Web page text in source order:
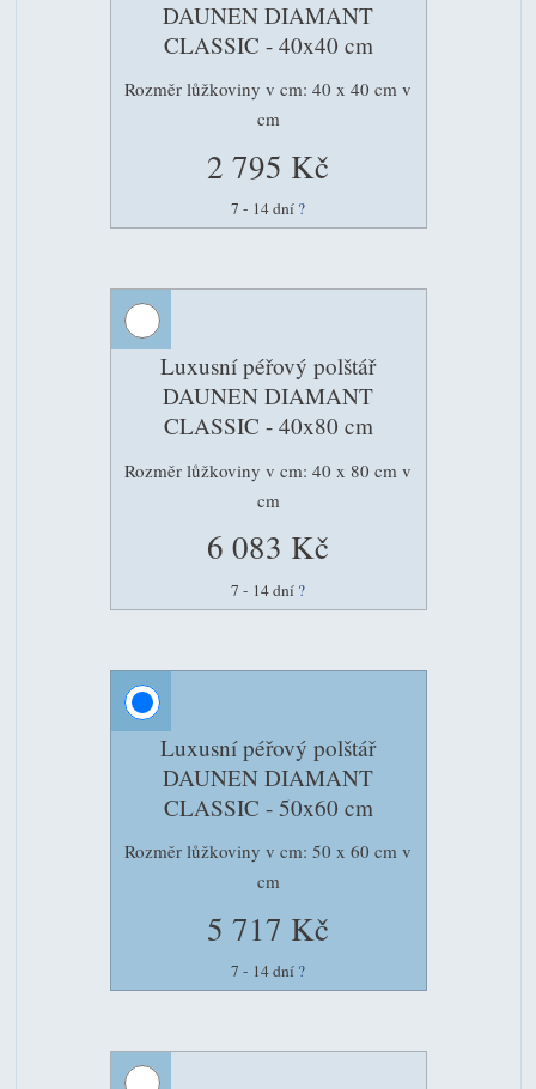
DAUNEN DIAMANT
CLASSIC - 40x40 cm
Rozměr lůžkoviny v cm: 40 x 40 cm v
cm
2 795 Kč
7 - 14 dní ?
Luxusní péřový polštář
DAUNEN DIAMANT
CLASSIC - 40x80 cm
Rozměr lůžkoviny v cm: 40 x 80 cm v
cm
6 083 Kč
7 - 14 dní ?
Luxusní péřový polštář
DAUNEN DIAMANT
CLASSIC - 50x60 cm
Rozměr lůžkoviny v cm: 50 x 60 cm v
cm
5 717 Kč
7 - 14 dní ?